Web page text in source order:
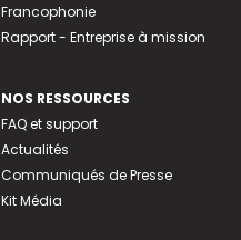
Francophonie
Rapport - Entreprise à mission
NOS RESSOURCES
FAQ et support
Actualités
Communiqués de Presse
Kit Média